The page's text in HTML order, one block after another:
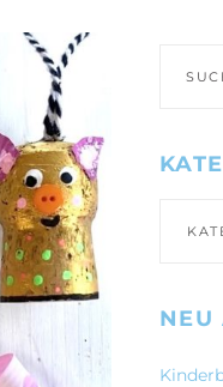
nach:
NEU